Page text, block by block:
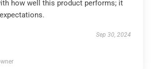
how well this product performs; it
Sep 30, 2024